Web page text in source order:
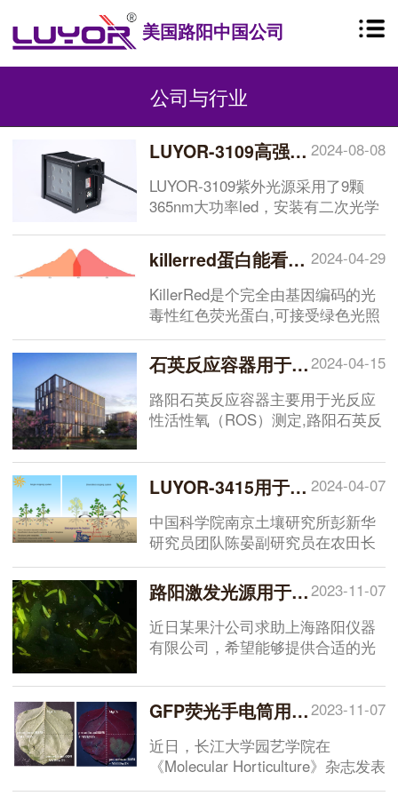
美国路阳中国公司
公司与行业
2024-08-08
LUYOR-3109高强度紫外催化光源促销
LUYOR-3109紫外光源采用了9颗
365nm大功率led，安装有二次光学
斑均匀，铝型材外壳，散热快，配
有台式支架，非常适合材料实验室
和化学实验室进行长时间紫外辐
照，几年来，LUYOR-3109已经销
往多所国内外知名高校，
2024-04-29
killerred蛋白能看到荧光吗
KillerRed是个完全由基因编码的光
毒性红色荧光蛋白,可接受绿色光照
(540~580nm)生成活性氧(ROS),对
DNA、蛋白质、脂肪等造成损伤或
者激发细胞内信号瀑布,影响细胞的
代谢或增殖,甚至诱导细胞死亡,发挥
细胞消融作用。KillerRed作为光遗
KillerRed的基因编码序列与信号肽
序列或亚细胞定位序列融合,可实现
的靶器官、靶细胞、靶蛋白,甚至亚
细胞结构的定位表达,具有高时空精
准性的特点。
2024-04-15
石英反应容器用于光反应性活性氧测定
路阳石英反应容器主要用于光反应
性活性氧（ROS）测定,路阳石英反
塑料盖造成的紫外线损失。路阳石
英反应容器采用3mm厚石英玻璃盖
板，紫外线通过率能够到达90%以
上，配备手拧螺丝无需借助工具即
可轻松旋紧。能够完全适配标准96
孔板。标准尺寸为168x86mm。
2024-04-07
LUYOR-3415用于豆科生物固氮的研究
中国科学院南京土壤研究所彭新华
研究员团队陈晏副研究员在农田长
期多样化种植下，种间植物根际对
话调控土壤氮素库容扩增机制方面
取得了进展。相关研究成果
以“Legume rhizodeposition
promotes nitrogen fixation by soil
diversification”为题，在线发表于
Nature Communications 上，文献
中实验是使用LUYOR-3415RG便携
式荧光蛋白激发光源观察GFP在大
豆根系表达。
2023-11-07
路阳激发光源用于果汁中果蝇的筛选
近日某果汁公司求助上海路阳仪器
有限公司，希望能够提供合适的光
幼虫。我公司技术工程师利用全波
段激发光源对果蝇幼虫进行了全光
激发波长，通过合适的观察眼镜能
够方便快捷地筛选果蝇。
2023-11-07
GFP荧光手电筒用于黄桃的研究
近日，长江大学园艺学院在
《Molecular Horticulture》杂志发表
了《Multiomics analysis provides